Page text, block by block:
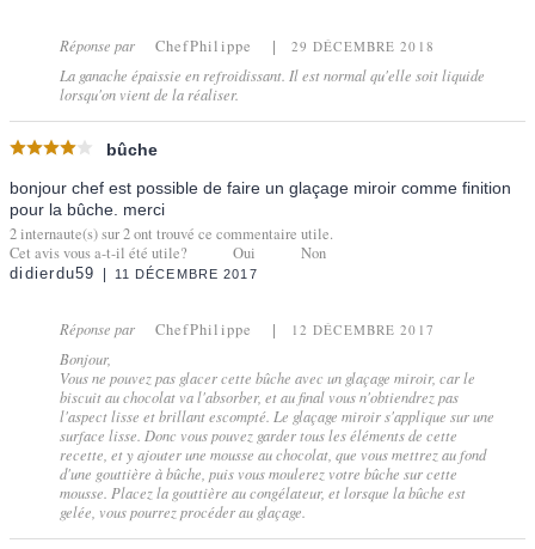
Réponse par ChefPhilippe 29 DÉCEMBRE 2018
La ganache épaissie en refroidissant. Il est normal qu'elle soit liquide
lorsqu'on vient de la réaliser.
bûche
bonjour chef est possible de faire un glaçage miroir comme finition
pour la bûche. merci
2internaute(s) sur2ont trouvé ce commentaire utile.
Cet avis vous a-t-il été utile?
Oui Non
didierdu59 11 DÉCEMBRE 2017
Réponse par ChefPhilippe 12 DÉCEMBRE 2017
Bonjour,
Vous ne pouvez pas glacer cette bûche avec un glaçage miroir, car le
biscuit au chocolat va l'absorber, et au final vous n'obtiendrez pas
l'aspect lisse et brillant escompté. Le glaçage miroir s'applique sur une
surface lisse. Donc vous pouvez garder tous les éléments de cette
recette, et y ajouter une mousse au chocolat, que vous mettrez au fond
d'une gouttière à bûche, puis vous moulerez votre bûche sur cette
mousse. Placez la gouttière au congélateur, et lorsque la bûche est
gelée, vous pourrez procéder au glaçage.